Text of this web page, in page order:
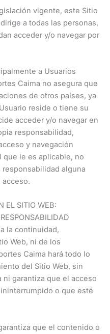
vigente, este Sitio
a todas las personas,
acceder y/o navegar por
a Usuarios
Caima no asegura que
de otros países, ya
reside o tiene su
acceder y/o navegar en
responsabilidad,
y navegación
le es aplicable, no
alguna
EL SITIO WEB:
la continuidad,
Web, ni de los
Caima hará todo lo
del Sitio Web, sin
garantiza que el acceso
o que esté
que el contenido o